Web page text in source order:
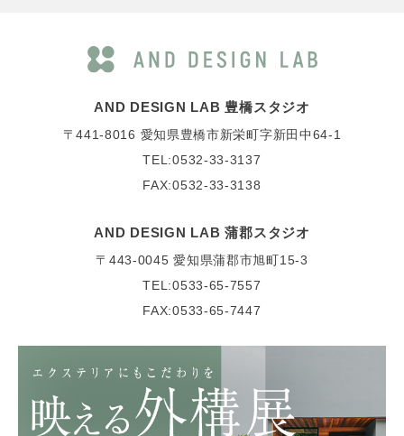
AND DESIGN LAB 豊橋スタジオ
〒441-8016 愛知県豊橋市新栄町字新田中64-1
TEL:0532-33-3137
FAX:0532-33-3138
AND DESIGN LAB 蒲郡スタジオ
〒443-0045 愛知県蒲郡市旭町15-3
TEL:0533-65-7557
FAX:0533-65-7447